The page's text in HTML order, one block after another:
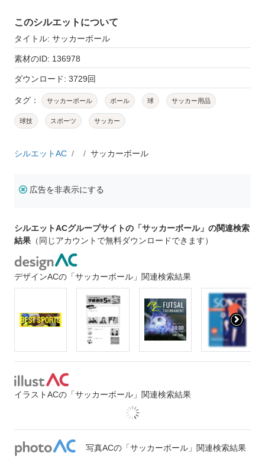
このシルエットについて
タイトル: サッカーボール
素材のID: 136978
ダウンロード: 3729回
タグ： サッカーボール ボール 球 サッカー用品
球技 スポーツ サッカー
シルエットAC サッカーボール
広告を非表示にする
シルエットACグループサイトの「サッカーボール」の関連検索
結果 （同じアカウントで無料ダウンロードできます）
デザインACの「サッカーボール」関連検索結果
イラストACの「サッカーボール」関連検索結果
写真ACの「サッカーボール」関連検索結果